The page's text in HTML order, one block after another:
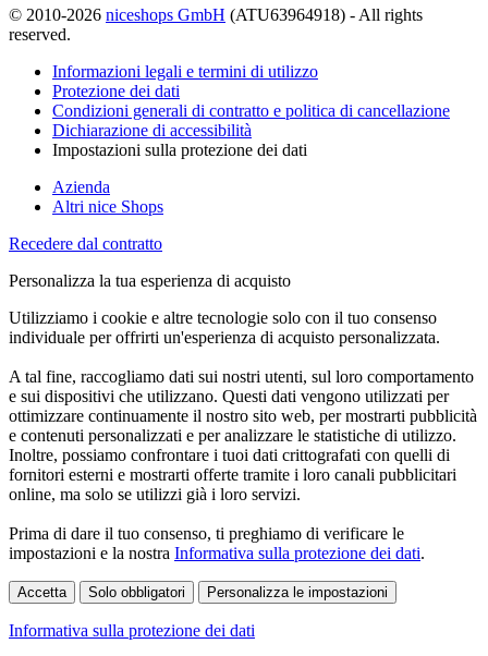
© 2010-2026 niceshops GmbH (ATU63964918) - All rights
reserved.
Informazioni legali e termini di utilizzo
Protezione dei dati
Condizioni generali di contratto e politica di cancellazione
Dichiarazione di accessibilità
Impostazioni sulla protezione dei dati
Azienda
Altri nice Shops
Recedere dal contratto
Personalizza la tua esperienza di acquisto
Utilizziamo i cookie e altre tecnologie solo con il tuo consenso
individuale per offrirti un'esperienza di acquisto personalizzata.
A tal fine, raccogliamo dati sui nostri utenti, sul loro comportamento
e sui dispositivi che utilizzano. Questi dati vengono utilizzati per
ottimizzare continuamente il nostro sito web, per mostrarti pubblicità
e contenuti personalizzati e per analizzare le statistiche di utilizzo.
Inoltre, possiamo confrontare i tuoi dati crittografati con quelli di
fornitori esterni e mostrarti offerte tramite i loro canali pubblicitari
online, ma solo se utilizzi già i loro servizi.
Prima di dare il tuo consenso, ti preghiamo di verificare le
impostazioni e la nostra Informativa sulla protezione dei dati.
Accetta Solo obbligatori Personalizza le impostazioni
Informativa sulla protezione dei dati